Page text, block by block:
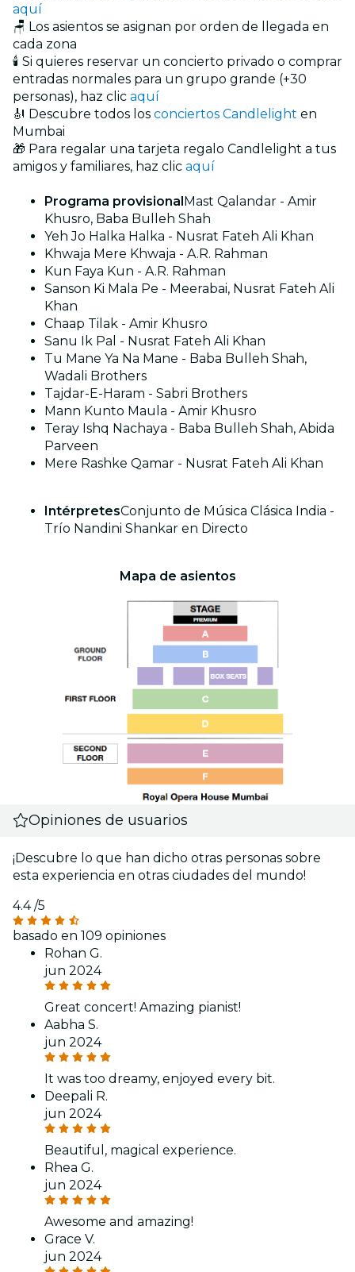
aquí
🪑 Los asientos se asignan por orden de llegada en
cada zona
🕯️ Si quieres reservar un concierto privado o comprar
entradas normales para un grupo grande (+30
personas), haz clic aquí
🎻 Descubre todos los conciertos Candlelight en
Mumbai
🎁 Para regalar una tarjeta regalo Candlelight a tus
amigos y familiares, haz clic aquí
Programa provisionalMast Qalandar - Amir
Khusro, Baba Bulleh Shah
Yeh Jo Halka Halka - Nusrat Fateh Ali Khan
Khwaja Mere Khwaja - A.R. Rahman
Kun Faya Kun - A.R. Rahman
Sanson Ki Mala Pe - Meerabai, Nusrat Fateh Ali
Khan
Chaap Tilak - Amir Khusro
Sanu Ik Pal - Nusrat Fateh Ali Khan
Tu Mane Ya Na Mane - Baba Bulleh Shah,
Wadali Brothers
Tajdar-E-Haram - Sabri Brothers
Mann Kunto Maula - Amir Khusro
Teray Ishq Nachaya - Baba Bulleh Shah, Abida
Parveen
Mere Rashke Qamar - Nusrat Fateh Ali Khan
IntérpretesConjunto de Música Clásica India -
Trío Nandini Shankar en Directo
Mapa de asientos
Opiniones de usuarios
¡Descubre lo que han dicho otras personas sobre
esta experiencia en otras ciudades del mundo!
4.4/5
basado en 109 opiniones
Rohan G.
jun 2024
Great concert! Amazing pianist!
Aabha S.
jun 2024
It was too dreamy, enjoyed every bit.
Deepali R.
jun 2024
Beautiful, magical experience.
Rhea G.
jun 2024
Awesome and amazing!
Grace V.
jun 2024